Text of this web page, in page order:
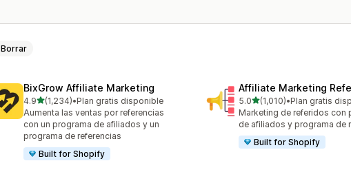
Borrar
BixGrow Affiliate Marketing
4.9de 5 estrellas
(1,234)
1234 reseñas en total
•Plan gratis disponible
Aumenta las ventas por referencias
con un programa de afiliados y un
programa de referencias
Built for Shopify
Affiliate Marketing
5.0de 5 estrellas
(1,010)
1010 reseñas en total
•Plan gratis
Marketing de referidos con
de afiliados y programa de
Built for Shopify